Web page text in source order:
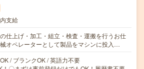
支給
仕上げ・加工・組立・検査・運搬を行うお仕
オペレーターとして製品をマシンに投入…
/ ブランクOK / 英語力不要